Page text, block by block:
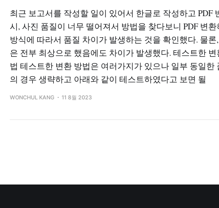
최근 보고서를 작성할 일이 있어서 한글로 작성하고 PDF
시, 사진 품질이 너무 떨어져서 방법을 찾다보니 PDF 변
방식에 따라서 품질 차이가 발생하는 것을 확인했다. 물론
은 전부 최상으로 했음에도 차이가 발생했다. 테스트한 변
법 테스트한 변환 방법은 여러가지가 있으나 일부 동일한
의 경우 생략하고 아래와 같이 테스트하였다고 보면 될
WONCHUL KANG 11 8월 2023